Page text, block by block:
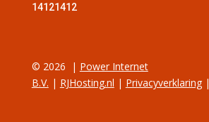
14121412
© 2026 | Power Internet
B.V. | RJHosting.nl | Privacyverklaring|